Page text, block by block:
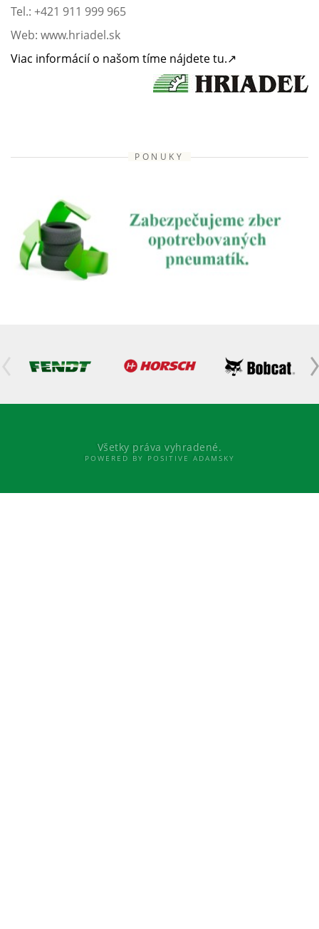
Tel.: +421 911 999 965
Web: www.hriadel.sk
Viac informácií o našom tíme nájdete tu.↗
PONUKY
Všetky práva vyhradené.
POWERED BY POSITIVE ADAMSKY